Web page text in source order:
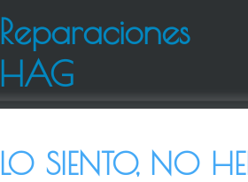
Reparaciones
HAG
LO SIENTO, NO